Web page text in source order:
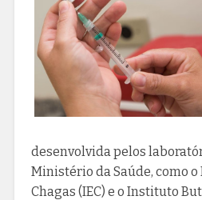
desenvolvida pelos
Ministério da Saúde, como
Chagas (IEC) e o Instituto